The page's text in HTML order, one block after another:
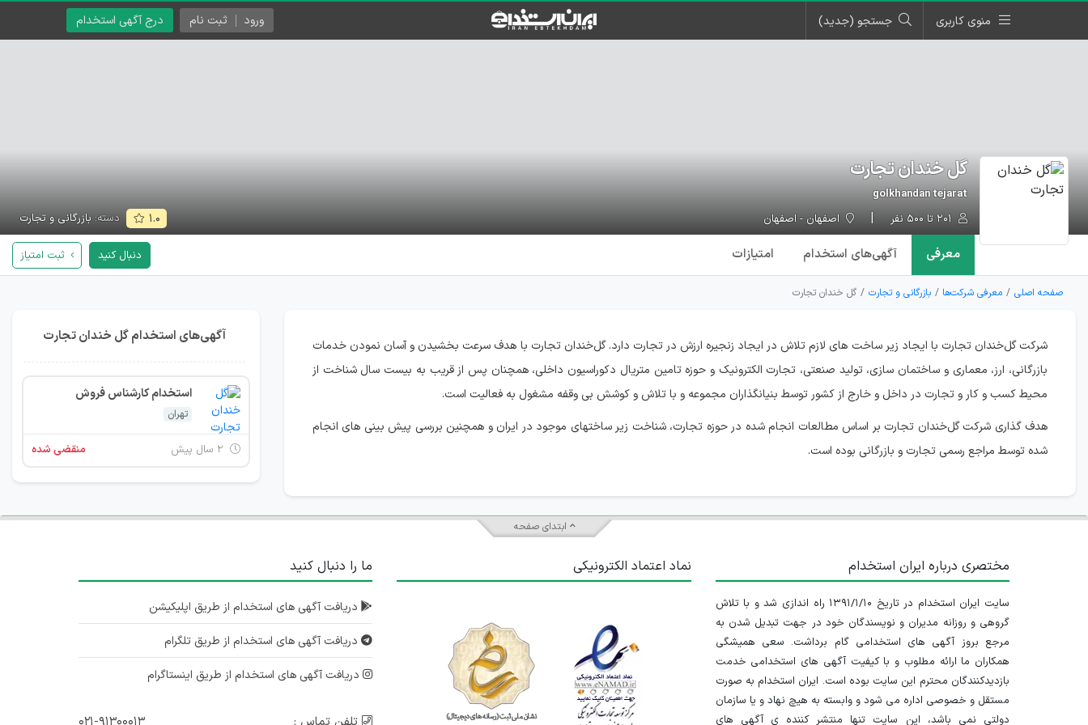
منوی کاربری جستجو (جدید) درج آگهی استخدام ورود ثبت نام
گل خندان تجارت
golkhandan tejarat
اصفهان - اصفهان ۱.۰ دسته: بازرگانی و تجارت
معرفی آگهی‌های استخدام امتیازات دنبال کنید ثبت امتیاز
صفحه اصلی معرفی شرکت‌ها بازرگانی و تجارت گل خندان تجارت
شرکت گل‌خندان تجارت با ایجاد زیر ساخت های لازم تلاش در ایجاد زنجیره ارزش در تجارت دارد. گل‌خندان تجارت با هدف سرعت بخشیدن و آسان نمودن خدمات
بازرگانی، ارز، معماری و ساختمان سازی، تولید صنعتی، تجارت الکترونیک و حوزه تامین متریال دکوراسیون داخلی، همچنان پس از قریب به بیست سال شناخت از
محیط کسب و کار و تجارت در داخل و خارج از کشور توسط بنیانگذاران مجموعه و با تلاش و کوشش بی وقفه مشغول به فعالیت است.
هدف گذاری شرکت گل‌خندان تجارت بر اساس مطالعات انجام شده در حوزه تجارت، شناخت زیر ساختهای موجود در ایران و همچنین بررسی پیش بینی های انجام
شده توسط مراجع رسمی تجارت و بازرگانی بوده است.
آگهی‌های استخدام گل خندان تجارت
استخدام کارشناس فروش
تهران
منقضی شده
ابتدای صفحه
مختصری درباره ایران استخدام
سایت ایران استخدام در تاریخ ۱۳۹۱/۱/۱۰ راه اندازی شد و با تلاش
گروهی و روزانه مدیران و نویسندگان خود در جهت تبدیل شدن به
مرجع بروز آگهی های استخدامی گام برداشت. سعی همیشگی
همکاران ما ارائه مطلوب و با کیفیت آگهی های استخدامی خدمت
بازدیدکنندگان محترم این سایت بوده است. ایران استخدام به صورت
مستقل و خصوصی اداره می شود و وابسته به هیچ نهاد و یا سازمان
دولتی نمی باشد، این سایت تنها منتشر کننده ی آگهی های
نماد اعتماد الکترونیکی ما را دنبال کنید
دریافت آگهی های استخدام از طریق اپلیکیشن
دریافت آگهی های استخدام از طریق تلگرام
دریافت آگهی های استخدام از طریق اینستاگرام